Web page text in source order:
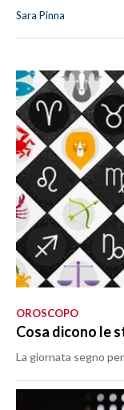
Sara Pinna
OROSCOPO
Cosa dicono le
La giornata segno